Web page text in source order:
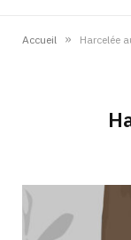
Accueil » Harcelée